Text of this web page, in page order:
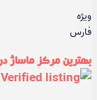
ویژه
فارس
بهترین مرکز ماساژ